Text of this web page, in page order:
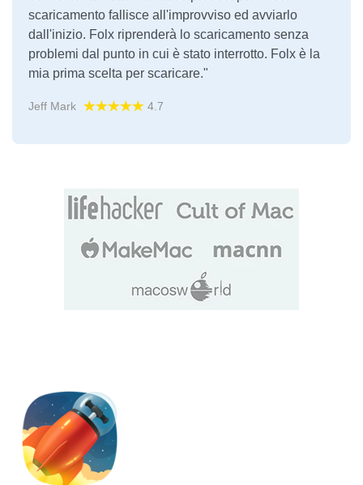
scaricamento fallisce all'improvviso ed avviarlo
dall'inizio. Folx riprenderà lo scaricamento senza
problemi dal punto in cui è stato interrotto. Folx è la
mia prima scelta per scaricare."
Jeff Mark 4.7